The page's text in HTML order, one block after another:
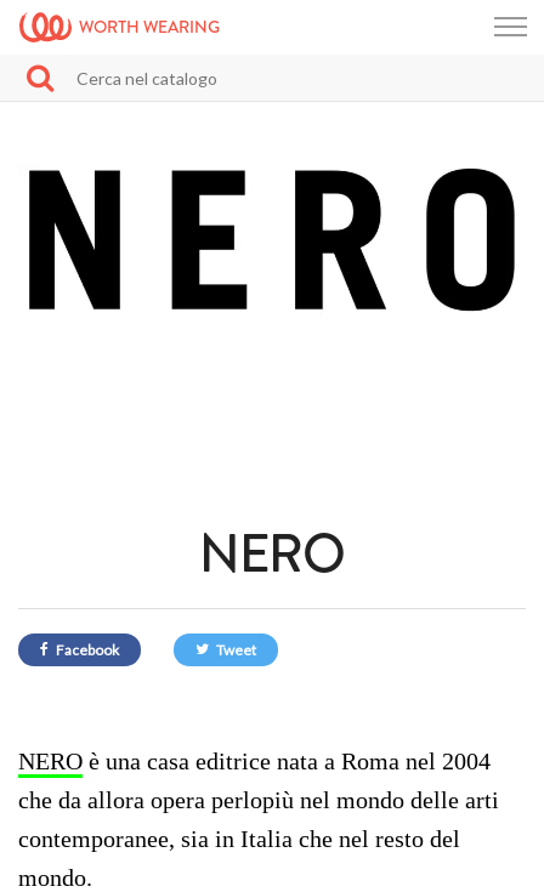
WORTH WEARING
NERO
Facebook Tweet
NERO è una casa editrice nata a Roma nel 2004
che da allora opera perlopiù nel mondo delle arti
contemporanee, sia in Italia che nel resto del
mondo.